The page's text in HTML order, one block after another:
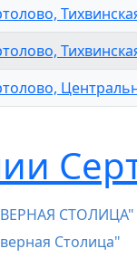
СТОЛИЦА"
Столица"